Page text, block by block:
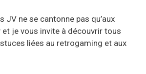
JV ne se cantonne pas qu’aux
et je vous invite à découvrir tous
liées au retrogaming et aux